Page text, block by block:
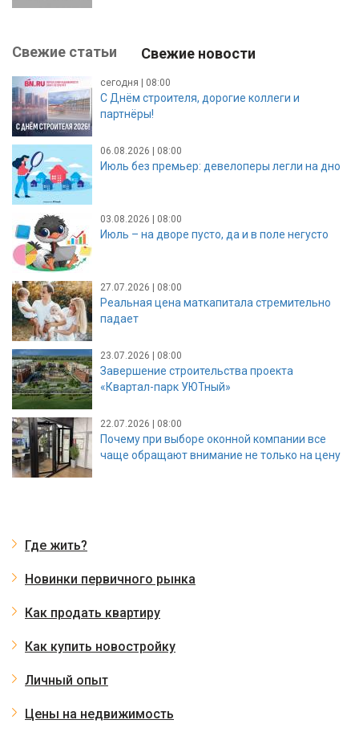
Свежие статьи Свежие новости
сегодня | 08:00
С Днём строителя, дорогие коллеги и
партнёры!
06.08.2026 | 08:00
Июль без премьер: девелоперы легли на дно
03.08.2026 | 08:00
Июль – на дворе пусто, да и в поле негусто
27.07.2026 | 08:00
Реальная цена маткапитала стремительно
падает
23.07.2026 | 08:00
Завершение строительства проекта
«Квартал-парк УЮТный»
22.07.2026 | 08:00
Почему при выборе оконной компании все
чаще обращают внимание не только на цену
Где жить?
Новинки первичного рынка
Как продать квартиру
Как купить новостройку
Личный опыт
Цены на недвижимость